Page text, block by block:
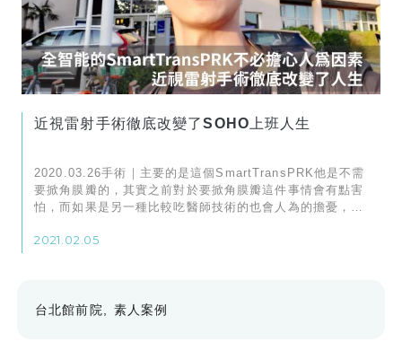
近視雷射手術徹底改變了SOHO上班人生
2020.03.26手術｜主要的是這個SmartTransPRK他是不需
要掀角膜瓣的，其實之前對於要掀角膜瓣這件事情會有點害
怕，而如果是另一種比較吃醫師技術的也會人為的擔憂，所
射，這部分可以解除掉比較焦慮的擔心！所以我就選擇了
2021.02.05
台北館前院 素人案例